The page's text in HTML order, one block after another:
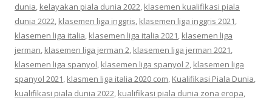
dunia, kelayakan piala dunia 2022, klasemen kualifikasi piala
dunia 2022, klasemen liga inggris, klasemen liga inggris 2021,
klasemen liga italia, klasemen liga italia 2021, klasemen liga
jerman, klasemen liga jerman 2, klasemen liga jerman 2021,
klasemen liga spanyol, klasemen liga spanyol 2, klasemen liga
spanyol 2021, klasmen liga italia 2020 com, Kualifikasi Piala Dunia,
kualifikasi piala dunia 2022, kualifikasi piala dunia zona eropa,